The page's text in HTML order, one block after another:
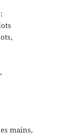
mains,